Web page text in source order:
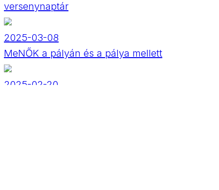
versenynaptár
2025-03-08
MeNŐK a pályán és a pálya mellett
2025-02-20